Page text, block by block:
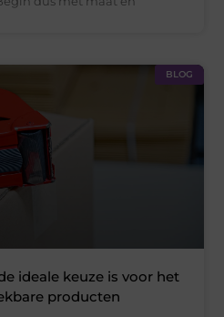
BLOG
ideale keuze is voor het
producten